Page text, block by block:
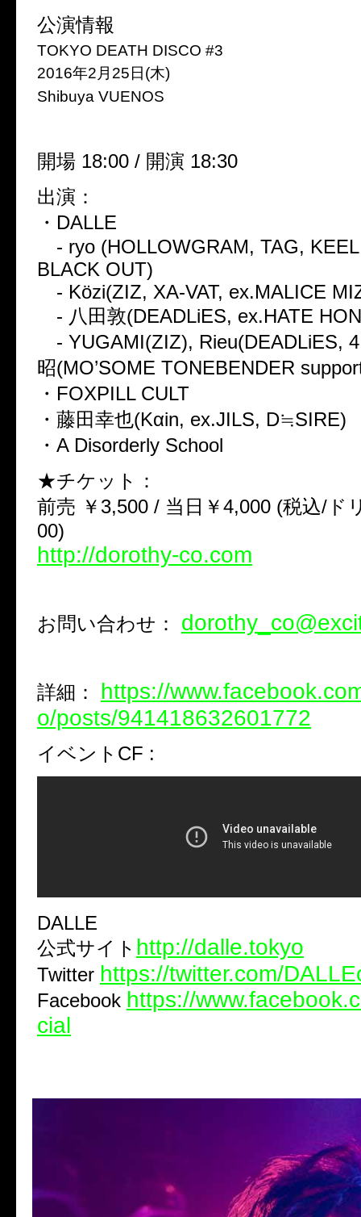
公演情報
TOKYO DEATH DISCO #3
2016年2月25日(木)
Shibuya VUENOS
開場 18:00 / 開演 18:30
出演：
・DALLE
- ryo (HOLLOWGRAM, TAG,
BLACK OUT)
- Közi(ZIZ, XA-VAT, ex.MALICE
- 八田敦(DEADLiES, ex.HATE
- YUGAMI(ZIZ), Rieu(DEADLiES,
昭(MO’SOME TONEBENDER
・FOXPILL CULT
・藤田幸也(Kαin, ex.JILS, D≒SIRE)
・A Disorderly School
★チケット：
前売 ￥3,500 / 当日￥4,000 (税込/ド
00)
http://dorothy-co.com
お問い合わせ：
詳細： https://
o/posts/941418632601772
イベントCF :
DALLE
公式サイト http://dalle.tokyo
Twitter https://twitter.com/
Facebook https://
cial